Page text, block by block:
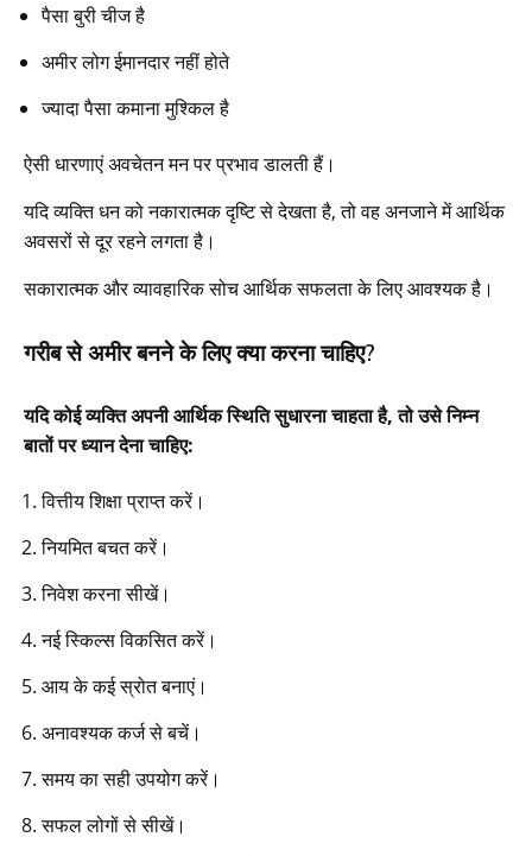
पैसा बुरी चीज है
अमीर लोग ईमानदार नहीं होते
ज्यादा पैसा कमाना मुश्किल है
ऐसी धारणाएं अवचेतन मन पर प्रभाव डालती हैं।
यदि व्यक्ति धन को नकारात्मक दृष्टि से देखता है, तो वह अनजाने में आर्थिक
अवसरों से दूर रहने लगता है।
सकारात्मक और व्यावहारिक सोच आर्थिक सफलता के लिए आवश्यक है।
गरीब से अमीर बनने के लिए क्या करना चाहिए?
यदि कोई व्यक्ति अपनी आर्थिक स्थिति सुधारना चाहता है, तो उसे निम्न
बातों पर ध्यान देना चाहिए:
वित्तीय शिक्षा प्राप्त करें।
नियमित बचत करें।
निवेश करना सीखें।
नई स्किल्स विकसित करें।
आय के कई स्रोत बनाएं।
अनावश्यक कर्ज से बचें।
समय का सही उपयोग करें।
सफल लोगों से सीखें।